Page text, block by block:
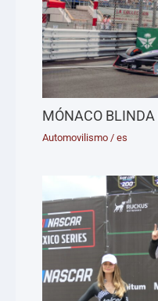
MÓNACO BLINDA
Automovilismo /es